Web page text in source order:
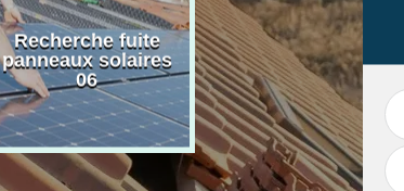
Recherche fuite
panneaux solaires
06
Réparation et
urgence fuite velux
et fenêtre de toit 06